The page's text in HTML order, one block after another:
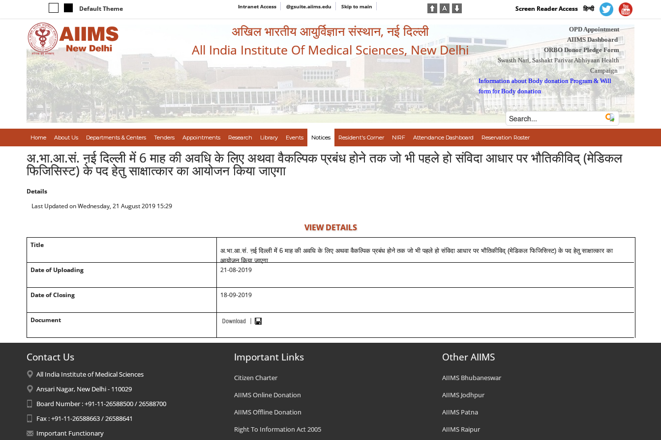
Default Theme Intranet Access @gsuite.aiims.edu Skip to main Screen Reader Access हिन्दी
अखिल भारतीय आयुर्विज्ञान संस्थान, नई दिल्ली
All India Institute Of Medical Sciences, New Delhi
OPD Appointment
AIIMS Dashboard
ORBO Donor Pledge Form
Swasth Nari, Sashakt Parivar Abhiyaan Health
Campaign
Information about Body donation Program &Will
form for Body donation
Home About Us Departments & Centers Tenders Appointments Research Library Events Notices Resident's Corner NIRF Attendance Dashboard Reservation Roster
अ.भा.आ.सं. ऩई दिल्ली में 6 माह की अवधि के लिए अथवा वैकल्पिक प्रबंध होने तक जो भी पहले हो संविदा आधार पर भौतिकीविद् (मेडिकल
फिजिसिस्ट) के पद हेतु साक्षात्कार का आयोजन किया जाएगा
Details
Last Updated on Wednesday, 21 August 2019 15:29
VIEW DETAILS
Title
अ.भा.आ.सं. ऩई दिल्ली में 6 माह की अवधि के लिए अथवा वैकल्पिक प्रबंध होने तक जो भी पहले हो संविदा आधार पर भौतिकीविद् (मेडिकल फिजिसिस्ट) के पद हेतु साक्षात्कार का
आयोजन किया जाएगा
Date of Uploading 21-08-2019
Date of Closing 18-09-2019
Document
Contact Us
All India Institute of Medical Sciences
Ansari Nagar, New Delhi - 110029
Board Number : +91-11-26588500 / 26588700
Fax : +91-11-26588663 / 26588641
Important Functionary
Important Links
Citizen Charter
AIIMS Online Donation
AIIMS Offline Donation
Right To Information Act 2005
Other AIIMS
AIIMS Bhubaneswar
AIIMS Jodhpur
AIIMS Patna
AIIMS Raipur